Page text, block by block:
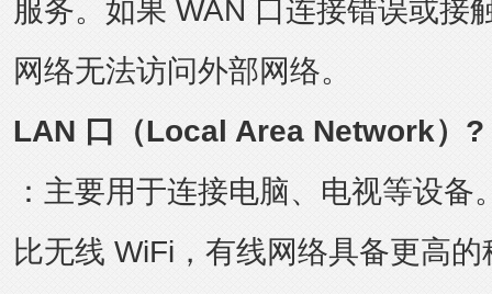
服务。如果 WAN 口连接错误或接
网络无法访问外部网络。
LAN 口（Local Area Network）?
：主要用于连接电脑、电视等设备
比无线 WiFi，有线网络具备更高